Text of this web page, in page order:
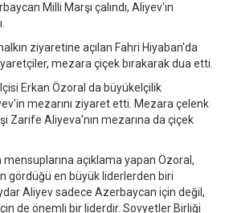
Milli Marşı çalındı, Aliyev'in
ziyaretine açılan Fahri Hiyaban'da
mezara çiçek bırakarak dua etti.
Erkan Özoral da büyükelçilik
mezarını ziyaret etti. Mezara çelenk
Zarife Aliyeva'nın mezarına da çiçek
mensuplarına açıklama yapan Özoral,
gördüğü en büyük liderlerden biri
Aliyev sadece Azerbaycan için değil,
de önemli bir liderdir. Sovyetler Birliği